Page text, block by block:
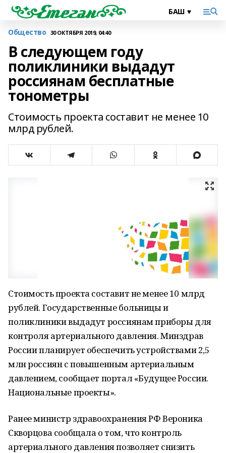
Общество 30 ОКТЯБРЯ 2019, 04:40
В следующем году
поликлиники выдадут
россиянам бесплатные
тонометры
Стоимость проекта составит не менее 10
млрд рублей.
Стоимость проекта составит не менее 10 млрд
рублей. Государственные больницы и
поликлиники выдадут россиянам приборы для
контроля артериального давления. Минздрав
России планирует обеспечить устройствами 2,5
млн россиян с повышенным артериальным
давлением, сообщает портал «Будущее России.
Национальные проекты».
Ранее министр здравоохранения РФ Вероника
Скворцова сообщала о том, что контроль
артериального давления позволяет снизить